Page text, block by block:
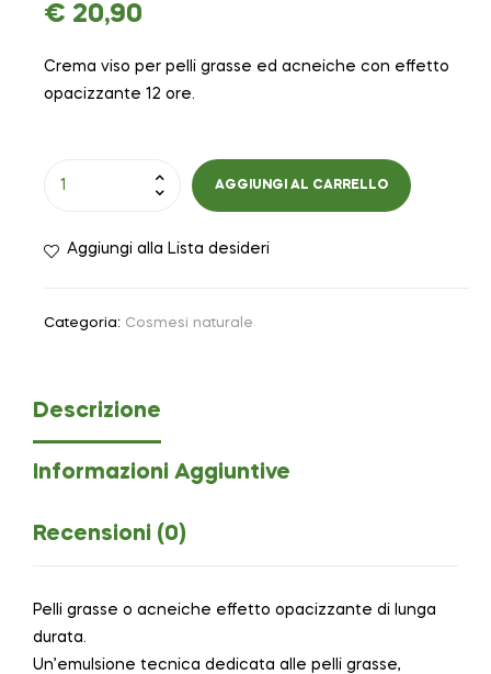
€ 20,90
Crema viso per pelli grasse ed acneiche con effetto
opacizzante 12 ore.
AGGIUNGI AL CARRELLO
Aggiungi alla Lista desideri
Categoria: Cosmesi naturale
Descrizione
Informazioni Aggiuntive
Recensioni (0)
Pelli grasse o acneiche effetto opacizzante di lunga
durata.
Un’emulsione tecnica dedicata alle pelli grasse,